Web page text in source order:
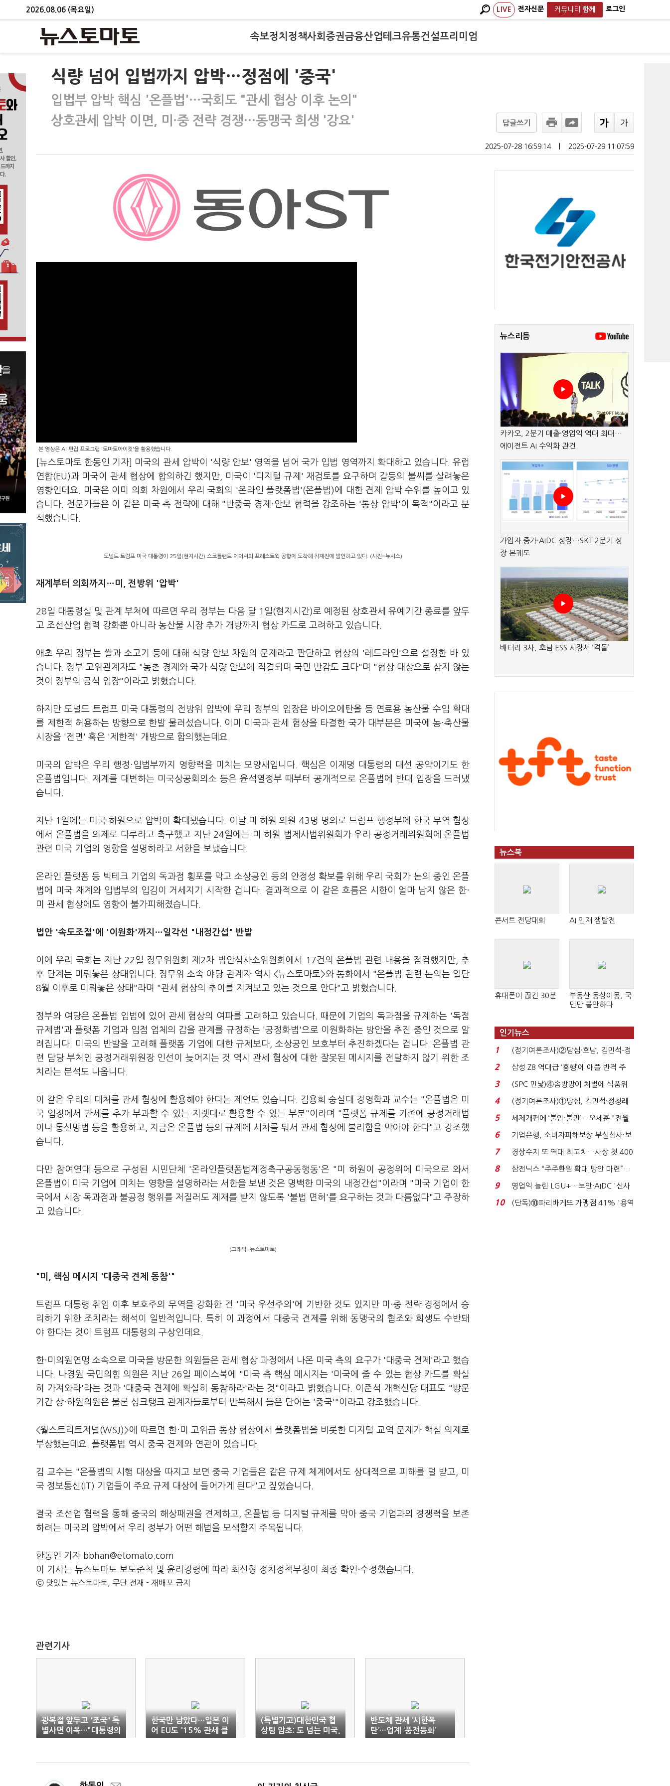
2026.08.06 (목요일) LIVE 전자신문 커뮤니티 함께 로그인
속보정치 정책사회 증권금융산업테크유통건설프리미엄
식량 넘어 입법까지 압박…정점에 '중국'
입법부 압박 핵심 '온플법'…국회도 "관세 협상 이후 논의"
상호관세 압박 이면, 미·중 전략 경쟁…동맹국 희생 '강요'
답글쓰기
2025-07-28 16:59:14 2025-07-29 11:07:59
본 영상은 AI 편집 프로그램 '토마토아이컷'을 활용했습니다.
[뉴스토마토 한동인 기자] 미국의 관세 압박이 '식량 안보' 영역을 넘어 국가 입법 영역까지 확대하고 있습니다. 유럽
연합(EU)과 미국이 관세 협상에 합의하긴 했지만, 미국이 '디지털 규제' 재검토를 요구하며 갈등의 불씨를 살려놓은
영향인데요. 미국은 이미 의회 차원에서 우리 국회의 '온라인 플랫폼법'(온플법)에 대한 견제 압박 수위를 높이고 있
습니다. 전문가들은 이 같은 미국 측 전략에 대해 "반중국 경제·안보 협력을 강조하는 '통상 압박'이 목적"이라고 분
석했습니다.
도널드 트럼프 미국 대통령이 25일(현지시간) 스코틀랜드 에어셔의 프레스트윅 공항에 도착해 취재진에 발언하고 있다. (사진=뉴시스)
재계부터 의회까지 …미, 전방위 '압박'
28일 대통령실 및 관계 부처에 따르면 우리 정부는 다음 달 1일(현지시간)로 예정된 상호관세 유예기간 종료를 앞두
고 조선산업 협력 강화뿐 아니라 농산물 시장 추가 개방까지 협상 카드로 고려하고 있습니다.
애초 우리 정부는 쌀과 소고기 등에 대해 식량 안보 차원의 문제라고 판단하고 협상의 '레드라인'으로 설정한 바 있
습니다. 정부 고위관계자도 "농촌 경제와 국가 식량 안보에 직결되며 국민 반감도 크다"며 "협상 대상으로 삼지 않는
것이 정부의 공식 입장"이라고 밝혔습니다.
하지만 도널드 트럼프 미국 대통령의 전방위 압박에 우리 정부의 입장은 바이오에탄올 등 연료용 농산물 수입 확대
를 제한적 허용하는 방향으로 한발 물러섰습니다. 이미 미국과 관세 협상을 타결한 국가 대부분은 미국에 농·축산물
시장을 '전면' 혹은 '제한적' 개방으로 합의했는데요.
미국의 압박은 우리 행정·입법부까지 영향력을 미치는 모양새입니다. 핵심은 이재명 대통령의 대선 공약이기도 한
온플법입니다. 재계를 대변하는 미국상공회의소 등은 윤석열정부 때부터 공개적으로 온플법에 반대 입장을 드러냈
습니다.
지난 1일에는 미국 하원으로 압박이 확대됐습니다. 이날 미 하원 의원 43명 명의로 트럼프 행정부에 한국 무역 협상
에서 온플법을 의제로 다루라고 촉구했고 지난 24일에는 미 하원 법제사법위원회가 우리 공정거래위원회에 온플법
관련 미국 기업의 영향을 설명하라고 서한을 보냈습니다.
온라인 플랫폼 등 빅테크 기업의 독과점 횡포를 막고 소상공인 등의 안정성 확보를 위해 우리 국회가 논의 중인 온플
법에 미국 재계와 입법부의 입김이 거세지기 시작한 겁니다. 결과적으로 이 같은 흐름은 시한이 얼마 남지 않은 한·
미 관세 협상에도 영향이 불가피해졌습니다.
법안 '속도조절'에 '이원화'까지 …일각선 "내정간섭" 반발
이에 우리 국회는 지난 22일 정무위원회 제2차 법안심사소위원회에서 17건의 온플법 관련 내용을 점검했지만, 추
후 단계는 미뤄놓은 상태입니다. 정무위 소속 야당 관계자 역시 <뉴스토마토>와 통화에서 "온플법 관련 논의는 일단
8월 이후로 미뤄놓은 상태"라며 "관세 협상의 추이를 지켜보고 있는 것으로 안다"고 밝혔습니다.
정부와 여당은 온플법 입법에 있어 관세 협상의 여파를 고려하고 있습니다. 때문에 기업의 독과점을 규제하는 '독점
규제법'과 플랫폼 기업과 입점 업체의 갑을 관계를 규정하는 '공정화법'으로 이원화하는 방안을 추진 중인 것으로 알
려집니다. 미국의 반발을 고려해 플랫폼 기업에 대한 규제보다, 소상공인 보호부터 추진하겠다는 겁니다. 온플법 관
련 담당 부처인 공정거래위원장 인선이 늦어지는 것 역시 관세 협상에 대한 잘못된 메시지를 전달하지 않기 위한 조
치라는 분석도 나옵니다.
이 같은 우리의 대처를 관세 협상에 활용해야 한다는 제언도 있습니다. 김용희 숭실대 경영학과 교수는 "온플법은 미
국 입장에서 관세를 추가 부과할 수 있는 지렛대로 활용할 수 있는 부분"이라며 "플랫폼 규제를 기존에 공정거래법
이나 통신망법 등을 활용하고, 지금은 온플법 등의 규제에 시차를 둬서 관세 협상에 불리함을 막아야 한다"고 강조했
습니다.
다만 참여연대 등으로 구성된 시민단체 '온라인플랫폼법제정촉구공동행동'은 "미 하원이 공정위에 미국으로 와서
온플법이 미국 기업에 미치는 영향을 설명하라는 서한을 보낸 것은 명백한 미국의 내정간섭"이라며 "미국 기업이 한
국에서 시장 독과점과 불공정 행위를 저질러도 제재를 받지 않도록 '불법 면허'를 요구하는 것과 다름없다"고 주장하
고 있습니다.
(그래픽=뉴스토마토)
"미, 핵심 메시지 '대중국 견제 동참'"
트럼프 대통령 취임 이후 보호주의 무역을 강화한 건 '미국 우선주의'에 기반한 것도 있지만 미·중 전략 경쟁에서 승
리하기 위한 조치라는 해석이 일반적입니다. 특히 이 과정에서 대중국 견제를 위해 동맹국의 협조와 희생도 수반돼
야 한다는 것이 트럼프 대통령의 구상인데요.
한·미의원연맹 소속으로 미국을 방문한 의원들은 관세 협상 과정에서 나온 미국 측의 요구가 '대중국 견제'라고 했습
니다. 나경원 국민의힘 의원은 지난 26일 페이스북에 "미국 측 핵심 메시지는 '미국에 줄 수 있는 협상 카드를 확실
히 가져와라'라는 것과 '대중국 견제에 확실히 동참하라'라는 것"이라고 밝혔습니다. 이준석 개혁신당 대표도 "방문
기간 상·하원의원은 물론 싱크탱크 관계자들로부터 반복해서 들은 단어는 '중국'"이라고 강조했습니다.
<월스트리트저널(WSJ)>에 따르면 한·미 고위급 통상 협상에서 플랫폼법을 비롯한 디지털 교역 문제가 핵심 의제로
부상했는데요. 플랫폼법 역시 중국 견제와 연관이 있습니다.
김 교수는 "온플법의 시행 대상을 따지고 보면 중국 기업들은 같은 규제 체계에서도 상대적으로 피해를 덜 받고, 미
국 정보통신(IT) 기업들이 주요 규제 대상에 들어가게 된다"고 짚었습니다.
결국 조선업 협력을 통해 중국의 해상패권을 견제하고, 온플법 등 디지털 규제를 막아 중국 기업과의 경쟁력을 보존
하려는 미국의 압박에서 우리 정부가 어떤 해법을 모색할지 주목됩니다.
한동인 기자 bbhan@etomato.com
이 기사는 뉴스토마토 보도준칙 및 윤리강령에 따라 최신형 정치정책부장이 최종 확인·수정했습니다.
ⓒ 맛있는 뉴스토마토, 무단 전재 - 재배포 금지
관련기사
광복절 앞두고 '조국' 특
별사면 이목…"대통령의
고유권한"
한국만 남았다…일본 이
어 EU도 '15% 관세 클
럽'
(특별기고)대한민국 협
상팀 암초: 도 넘는 미국,
선 넘는 극우
반도체 관세 ‘시한폭
탄’…업계 ‘풍전등화’
뉴스리듬
카카오, 2분기 매출·영업익 역대 최대…
에이전트 AI 수익화 관건
가입자 증가·AIDC 성장…SKT 2분기 성
장 본궤도
배터리 3사, 호남 ESS 시장서 ‘격돌’
뉴스북
콘서트 전당대회 AI 인재 쟁탈전
휴대폰이 끊긴 30분
부동산 동상이몽, 국
민만 불안하다
인기뉴스
1
(정기여론조사)②당심·호남, 김민석-정
청래 '초접전'...
2
삼성 Z8 역대급 ‘흥행’에 애플 반격 주
목…9월 ‘폴...
3
(SPC 민낯)④솜방망이 처벌에 식품위
생법 위반 반복...
4
(정기여론조사)①당심, 김민석·정청래
'초접전'…대통령 ...
5
세제개편에 ‘불안·불만’…오세훈 "전월
세 구하기 더 ...
6
기업은행, 소비자피해보상 부실심사·보
이스피싱 공시 ...
7
경상수지 또 역대 최고치…사상 첫 400
억달러에 '3% 성...
8
삼전닉스 “주주환원 확대 방안 마련”…
로이터에 성명...
9
영업익 늘린 LGU+…보안·AIDC '신사
업 드라이브'...
10
(단독)⑩파리바게뜨 가맹점 41% '용역